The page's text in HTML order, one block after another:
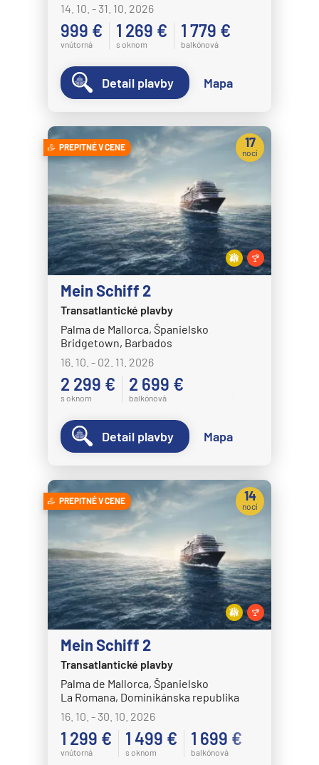
14. 10. - 31. 10. 2026
999 €
vnútorná
1 269 €
s oknom
1 779 €
balkónová
Detail plavby Mapa
PREPITNÉ V CENE
Mein Schiff 2
Transatlantické plavby
Palma de Mallorca, Španielsko
Bridgetown, Barbados
16. 10. - 02. 11. 2026
2 299 €
s oknom
2 699 €
balkónová
17
nocí
Detail plavby Mapa
PREPITNÉ V CENE
Mein Schiff 2
Transatlantické plavby
Palma de Mallorca, Španielsko
La Romana, Dominikánska republika
16. 10. - 30. 10. 2026
1 299 €
vnútorná
1 499 €
s oknom
1 699 €
balkónová
14
nocí